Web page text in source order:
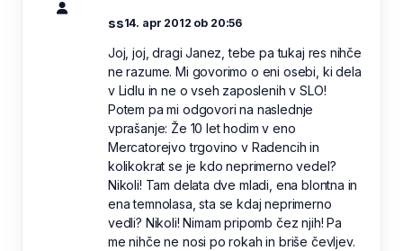
ss14. apr 2012 ob 20:56
Joj, joj, dragi Janez, tebe pa tukaj res nihče
ne razume. Mi govorimo o eni osebi, ki dela
v Lidlu in ne o vseh zaposlenih v SLO!
Potem pa mi odgovori na naslednje
vprašanje: Že 10 let hodim v eno
Mercatorejvo trgovino v Radencih in
kolikokrat se je kdo neprimerno vedel?
Nikoli! Tam delata dve mladi, ena blontna in
ena temnolasa, sta se kdaj neprimerno
vedli? Nikoli! Nimam pripomb čez njih! Pa
me nihče ne nosi po rokah in briše čevljev.